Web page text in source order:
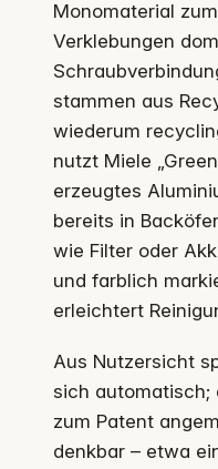
Monomaterial
Verklebungen
stammen aus
wiederum
nutzt Miele
erzeugtes
bereits in
wie Filter oder
und farblich
erleichtert
Aus Nutzersicht
sich automatisch;
zum Patent
denkbar – etwa